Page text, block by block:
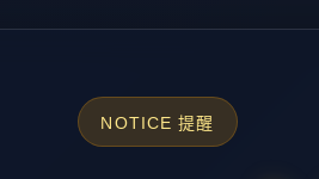
NOTICE 提醒